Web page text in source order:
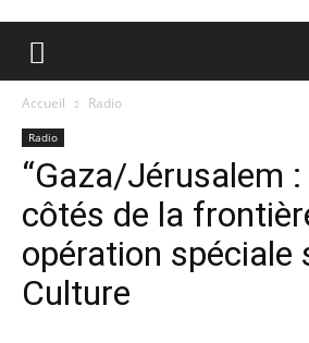
Accueil Radio
Radio
“Gaza/Jérusalem
côtés de la
opération spéciale
Culture